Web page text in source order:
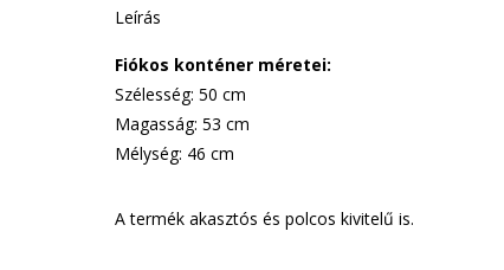
Leírás
Fiókos konténer méretei:
Szélesség: 50 cm
Magasság: 53 cm
Mélység: 46 cm
A termék akasztós és polcos kivitelű is.